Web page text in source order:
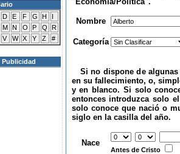
D E F G H
I
M N O P Q
R
V W X Y Z #
Publicidad
Nombre
Categoría
Si no dispone de algunas
en su fallecimiento, o,
y en blanco. Si solo
entonces introduzca solo
solo conoce que nació o
siglo en la casilla del año.
Nace
Antes de Cristo